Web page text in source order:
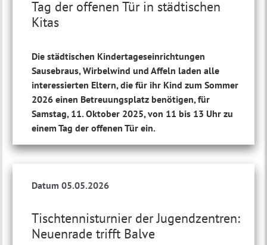
Tag der offenen Tür in städtischen
Kitas
Die städtischen Kindertageseinrichtungen
Sausebraus, Wirbelwind und Affeln laden alle
interessierten Eltern, die für ihr Kind zum Sommer
2026 einen Betreuungsplatz benötigen, für
Samstag, 11. Oktober 2025, von 11 bis 13 Uhr zu
einem Tag der offenen Tür ein.
Tischtennisturnier der Jugendzentren:
Neuenrade trifft Balve
Datum 05.05.2026